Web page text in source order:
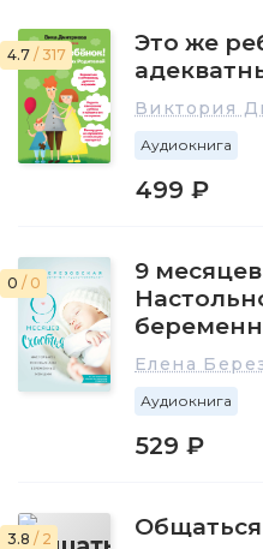
4.7 / 317
Это же
Виктория
Аудиокнига
499 ₽
0 / 0
9 месяцев
Елена
Аудиокнига
529 ₽
3.8 / 2